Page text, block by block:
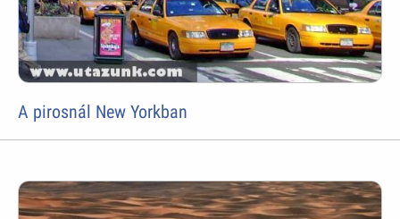
A pirosnál New Yorkban